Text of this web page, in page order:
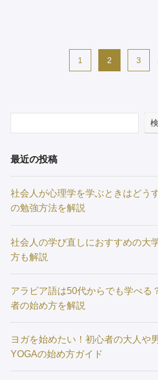
1 2 3
最近の投稿
社会人が心理学を学ぶときはどう
の勉強方法を解説
社会人の学び直しにおすすめの大
方も解説
アラビア語は50代からでも学べる
者の始め方を解説
ヨガを始めたい！初心者の大人や
YOGAの始め方ガイド